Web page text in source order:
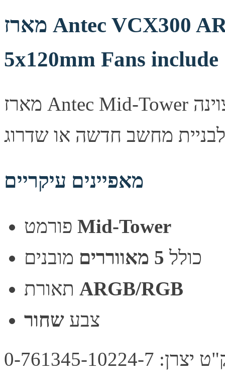
מארז Antec VCX300 ARGB Black Mid-Tower ATX
5x120mm Fans include
מארז Antec Mid-Tower מעוצב היטב, מספק זרימת אוויר מצוינה
מאפיינים עיקריים
Mid-Tower
כולל 5 מאווררים
מובנים
ARGB/RGB
צבע שחור
0-761345-10224-7